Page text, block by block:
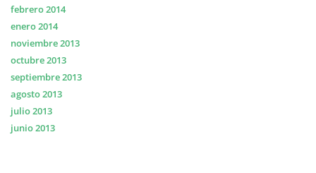
febrero 2014
enero 2014
noviembre 2013
octubre 2013
septiembre 2013
agosto 2013
julio 2013
junio 2013